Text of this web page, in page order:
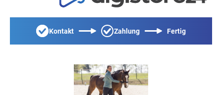
Kontakt Zahlung Fertig